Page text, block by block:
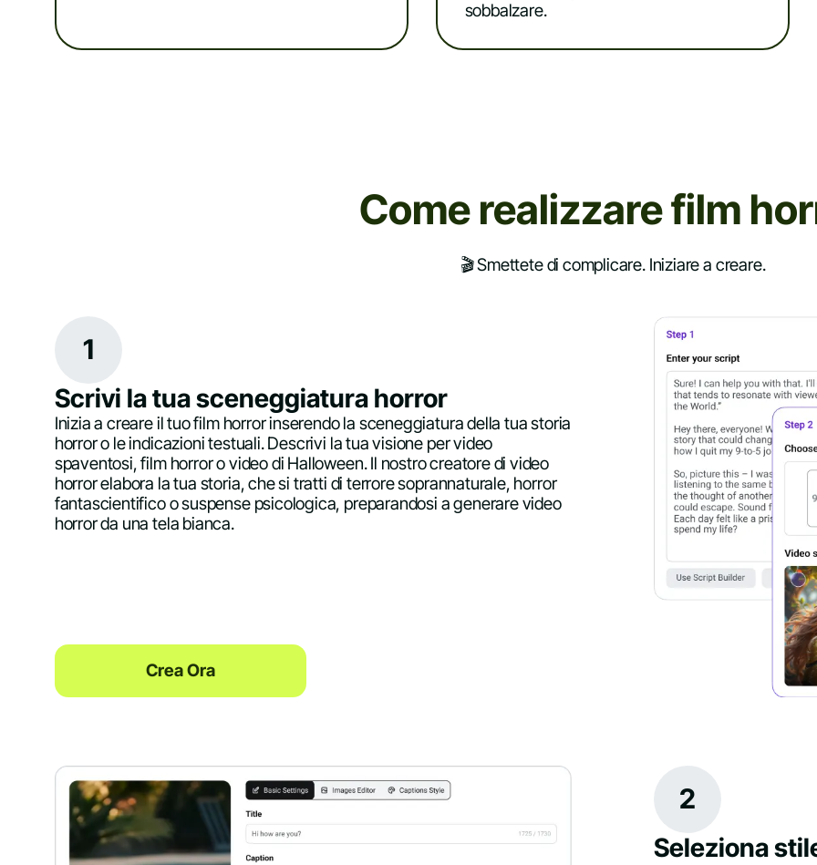
sobbalzare.
Come realizzare film
🎬 Smettete di complicare. Iniziare a creare.
1
Scrivi la tua sceneggiatura horror
Inizia a creare il tuo film horror inserendo la sceneggiatura della tua storia
horror o le indicazioni testuali. Descrivi la tua visione per video
spaventosi, film horror o video di Halloween. Il nostro creatore di video
horror elabora la tua storia, che si tratti di terrore soprannaturale, horror
fantascientifico o suspense psicologica, preparandosi a generare video
horror da una tela bianca.
Crea Ora
2
Seleziona